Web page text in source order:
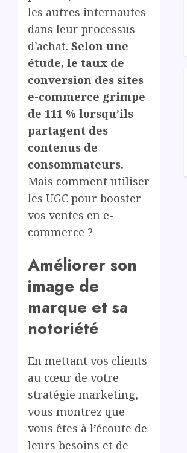
les autres internautes
dans leur processus
d’achat. Selon une
étude, le taux de
conversion des sites
e-commerce grimpe
de 111 % lorsqu’ils
partagent des
contenus de
consommateurs.
Mais comment utiliser
les UGC pour booster
vos ventes en e-
commerce ?
Améliorer son
image de
marque et sa
notoriété
En mettant vos clients
au cœur de votre
stratégie marketing,
vous montrez que
vous êtes à l’écoute de
leurs besoins et de